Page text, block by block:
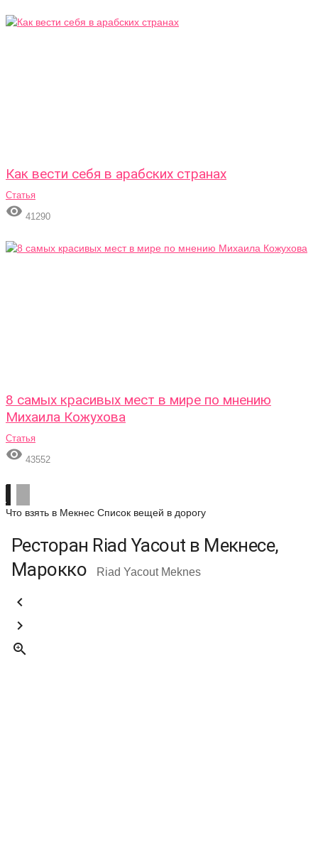
Как вести себя в арабских странах
Статья
 41290
8 самых красивых мест в мире по мнению
Михаила Кожухова
Статья
 43552
Что взять в Мекнес Список вещей в дорогу
Ресторан Riad Yacout в Мекнесе,
Марокко
Riad Yacout Meknes


